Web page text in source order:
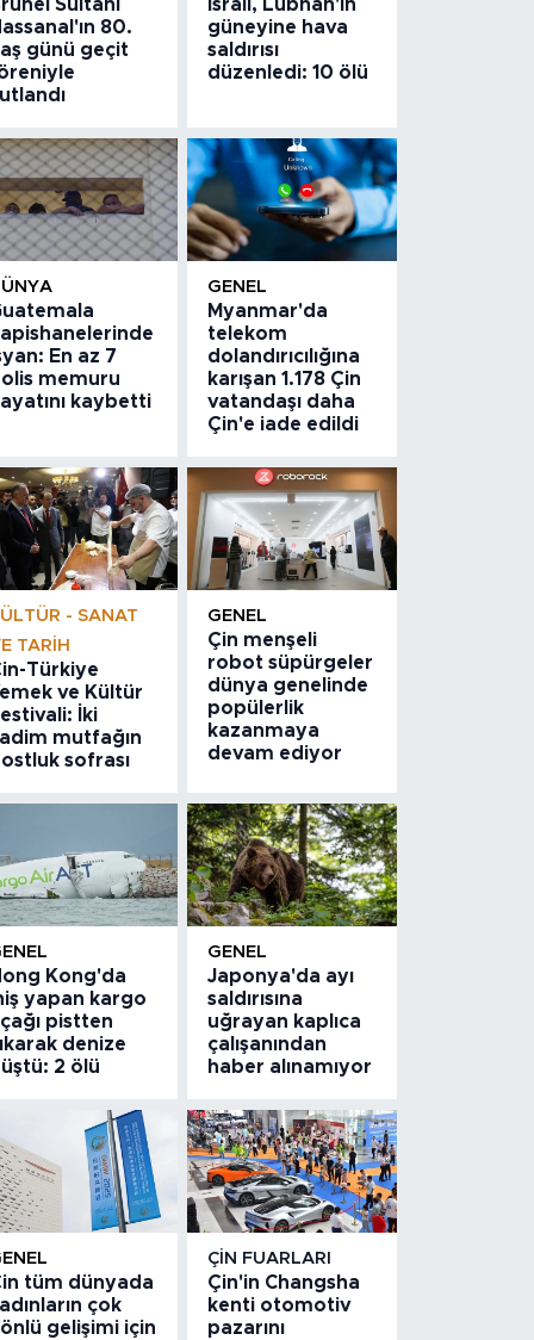
Sultanı
80.
günü geçit
İsrail, Lübnan'ın
güneyine hava
saldırısı
düzenledi: 10 ölü
En az 7
memuru
kaybetti
GENEL
Myanmar'da
telekom
dolandırıcılığına
karışan 1.178 Çin
vatandaşı daha
Çin'e iade edildi
- SANAT
TARIH
Türkiye
ve Kültür
İki
mutfağın
sofrası
GENEL
Çin menşeli
robot süpürgeler
dünya genelinde
popülerlik
kazanmaya
devam ediyor
Kong'da
yapan kargo
pistten
denize
2 ölü
GENEL
Japonya'da ayı
saldırısına
uğrayan kaplıca
çalışanından
haber alınamıyor
tüm dünyada
çok
gelişimi için
ÇIN FUARLARI
Çin'in Changsha
kenti otomotiv
pazarını